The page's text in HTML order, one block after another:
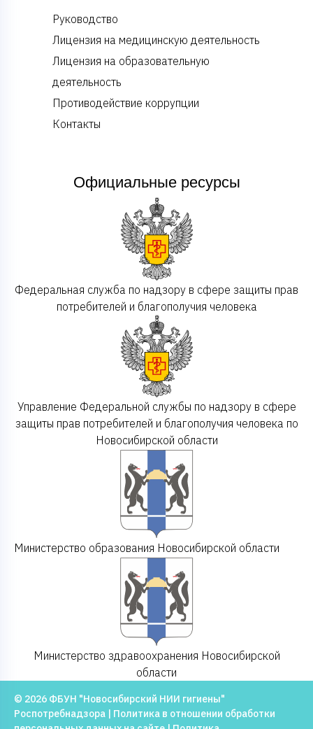
Руководство
Лицензия на медицинскую деятельность
Лицензия на образовательную
деятельность
Противодействие коррупции
Контакты
Официальные ресурсы
Федеральная служба по надзору в сфере защиты прав
потребителей и благополучия человека
Управление Федеральной службы по надзору в сфере
защиты прав потребителей и благополучия человека по
Новосибирской области
Министерство образования Новосибирской области
Министерство здравоохранения Новосибирской
области
© 2026 ФБУН "Новосибирский НИИ гигиены"
Роспотребнадзора | Политика в отношении обработки